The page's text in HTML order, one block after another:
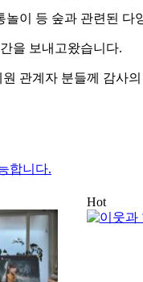
이 등 숲과 관련된 다
을 보내고왔습니다.
관계자 분들께 감사
합니다.
Hot